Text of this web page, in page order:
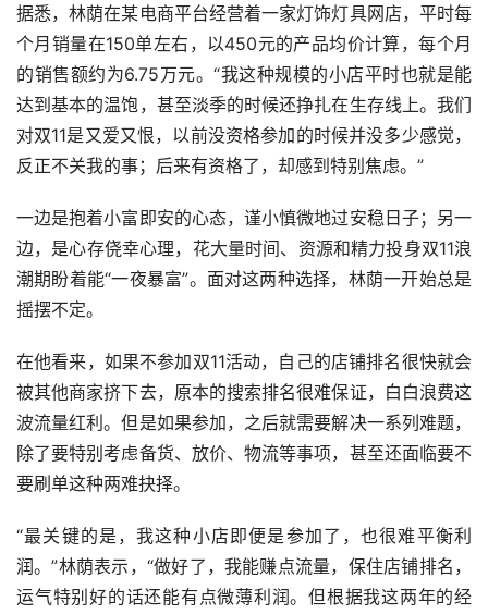
据悉，林荫在某电商平台经营着一家灯饰灯具网店，平时每
个月销量在150单左右，以450元的产品均价计算，每个月
的销售额约为6.75万元。“我这种规模的小店平时也就是能
达到基本的温饱，甚至淡季的时候还挣扎在生存线上。我们
对双11是又爱又恨，以前没资格参加的时候并没多少感觉，
反正不关我的事；后来有资格了，却感到特别焦虑。”
一边是抱着小富即安的心态，谨小慎微地过安稳日子；另一
边，是心存侥幸心理，花大量时间、资源和精力投身双11浪
潮期盼着能“一夜暴富”。面对这两种选择，林荫一开始总是
摇摆不定。
在他看来，如果不参加双11活动，自己的店铺排名很快就会
被其他商家挤下去，原本的搜索排名很难保证，白白浪费这
波流量红利。但是如果参加，之后就需要解决一系列难题，
除了要特别考虑备货、放价、物流等事项，甚至还面临要不
要刷单这种两难抉择。
“最关键的是，我这种小店即便是参加了，也很难平衡利
润。”林荫表示，“做好了，我能赚点流量，保住店铺排名，
运气特别好的话还能有点微薄利润。但根据我这两年的经